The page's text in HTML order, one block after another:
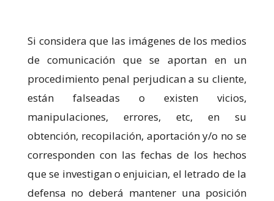
Si considera que las imágenes de los medios
de comunicación que se aportan en un
procedimiento penal perjudican a su cliente,
están falseadas o existen vicios,
manipulaciones, errores, etc, en su
obtención, recopilación, aportación y/o no se
corresponden con las fechas de los hechos
que se investigan o enjuician, el letrado de la
defensa no deberá mantener una posición